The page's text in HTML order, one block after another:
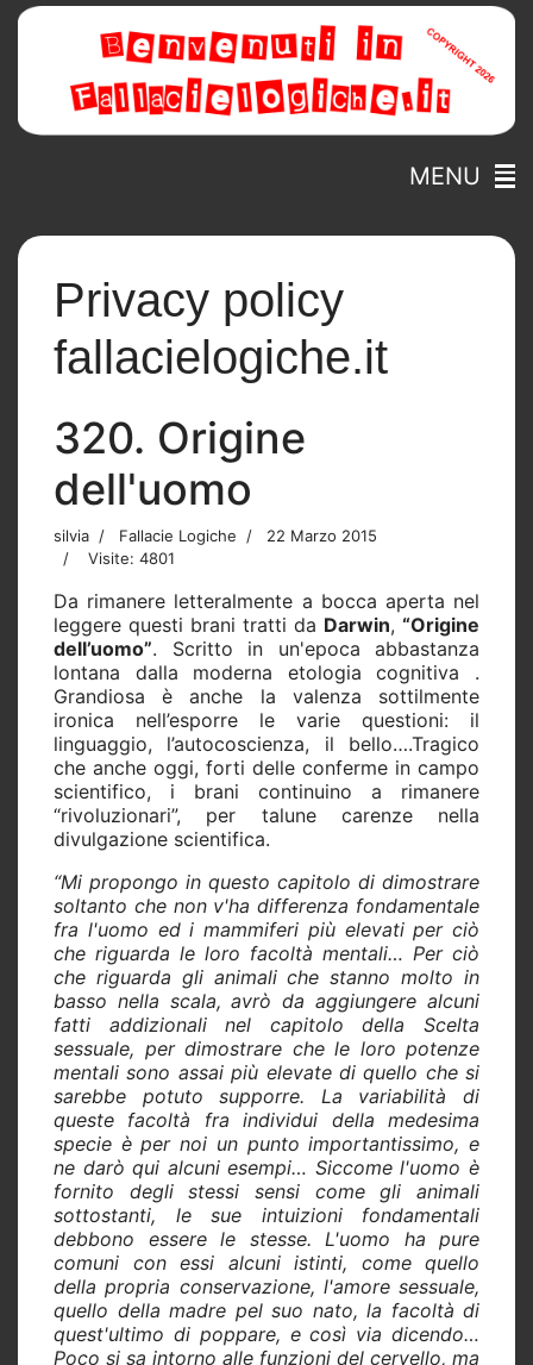
MENU
Privacy policy
fallacielogiche.it
320. Origine
dell'uomo
silvia Fallacie Logiche
22 Marzo 2015
Visite: 4801
Da rimanere letteralmente a bocca aperta nel
leggere questi brani tratti da Darwin, “Origine
dell’uomo”. Scritto in un'epoca abbastanza
lontana dalla moderna etologia cognitiva .
Grandiosa è anche la valenza sottilmente
ironica nell’esporre le varie questioni: il
linguaggio, l’autocoscienza, il bello….Tragico
che anche oggi, forti delle conferme in campo
scientifico, i brani continuino a rimanere
“rivoluzionari”, per talune carenze nella
divulgazione scientifica.
“Mi propongo in questo capitolo di dimostrare
soltanto che non v'ha differenza fondamentale
fra l'uomo ed i mammiferi più elevati per ciò
che riguarda le loro facoltà mentali… Per ciò
che riguarda gli animali che stanno molto in
basso nella scala, avrò da aggiungere alcuni
fatti addizionali nel capitolo della Scelta
sessuale, per dimostrare che le loro potenze
mentali sono assai più elevate di quello che si
sarebbe potuto supporre. La variabilità di
queste facoltà fra individui della medesima
specie è per noi un punto importantissimo, e
ne darò qui alcuni esempi… Siccome l'uomo è
fornito degli stessi sensi come gli animali
sottostanti, le sue intuizioni fondamentali
debbono essere le stesse. L'uomo ha pure
comuni con essi alcuni istinti, come quello
della propria conservazione, l'amore sessuale,
quello della madre pel suo nato, la facoltà di
quest'ultimo di poppare, e così via dicendo…
Poco si sa intorno alle funzioni del cervello, ma